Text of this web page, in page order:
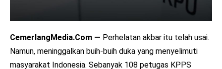
CemerlangMedia.Com — Perhelatan akbar itu telah usai.
Namun, meninggalkan buih-buih duka yang menyelimuti
masyarakat Indonesia. Sebanyak 108 petugas KPPS